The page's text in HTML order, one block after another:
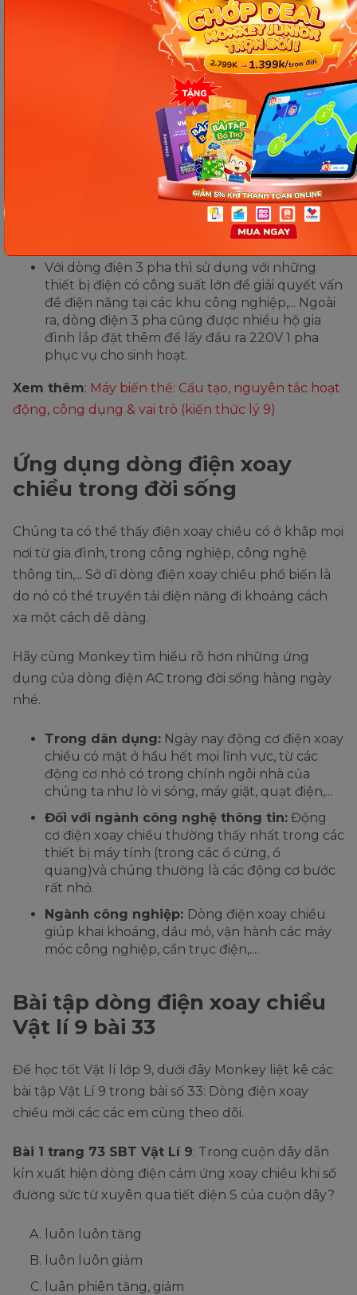
Bản, Đài Loan, Mỹ điện áp 1 pha theo quy
chuẩn thấp hơn là 100V, 110V, 120V,...
Cũng giống như dòng điện 3 pha thì mỗi quốc
gia lại có hiệu điện thế khác nhau vì tùy vào cơ
sở hạ tầng, kinh tế và nhiều yếu tố khác. Tại
Việt Nam hiệu điện thế của dòng điện 3 pha là
380V, Mỹ là 220V, Nhật là 200V.
Dòng điện 1 pha thường được sử dụng với
những đồ vật có công suất nhỏ, các thiết bị
không hao tốn điện năng tại các hộ gia đình.
Với dòng điện 3 pha thì sử dụng với những
thiết bị điện có công suất lớn để giải quyết vấn
đề điện năng tại các khu công nghiệp,... Ngoài
ra, dòng điện 3 pha cũng được nhiều hộ gia
đình lắp đặt thêm để lấy đầu ra 220V 1 pha
phục vụ cho sinh hoạt.
Xem thêm: Máy biến thế: Cấu tạo, nguyên tắc hoạt
động, công dụng & vai trò (kiến thức lý 9)
Ứng dụng dòng điện xoay
chiều trong đời sống
Chúng ta có thể thấy điện xoay chiều có ở khắp mọi
nơi từ gia đình, trong công nghiệp, công nghệ
thông tin,... Sở dĩ dòng điện xoay chiều phổ biến là
do nó có thể truyền tải điện năng đi khoảng cách
xa một cách dễ dàng.
Hãy cùng Monkey tìm hiểu rõ hơn những ứng
dụng của dòng điện AC trong đời sống hàng ngày
nhé.
Trong dân dụng: Ngày nay động cơ điện xoay
chiều có mặt ở hầu hết mọi lĩnh vực, từ các
động cơ nhỏ có trong chính ngôi nhà của
chúng ta như lò vi sóng, máy giặt, quạt điện,...
Đối với ngành công nghệ thông tin: Động
cơ điện xoay chiều thường thấy nhất trong các
thiết bị máy tính (trong các ổ cứng, ổ
quang)và chúng thường là các động cơ bước
rất nhỏ.
Ngành công nghiệp: Dòng điện xoay chiều
giúp khai khoáng, dầu mỏ, vận hành các máy
móc công nghiệp, cần trục điện,....
Bài tập dòng điện xoay chiều
Vật lí 9 bài 33
Để học tốt Vật lí lớp 9, dưới đây Monkey liệt kê các
bài tập Vật Lí 9 trong bài số 33: Dòng điện xoay
chiều mời các các em cùng theo dõi.
Bài 1 trang 73 SBT Vật Lí 9: Trong cuộn dây dẫn
kín xuất hiện dòng điện cảm ứng xoay chiều khi số
đường sức từ xuyên qua tiết diện S của cuộn dây?
luôn luôn tăng
luôn luôn giảm
luân phiên tăng, giảm